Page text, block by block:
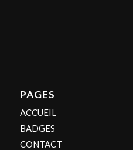
PAGES
ACCUEIL
BADGES
CONTACT